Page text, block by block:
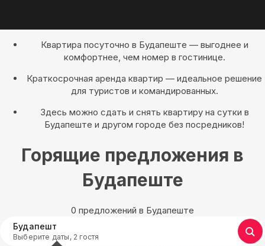
Квартира посуточно в Будапеште — выгоднее и
комфортнее, чем номер в гостинице.
Краткосрочная аренда квартир — идеальное решение
для туристов и командированных.
Здесь можно сдать и снять квартиру на сутки в
Будапеште и другом городе без посредников!
Горящие предложения в
Будапеште
0 предложений в Будапеште
Будапешт
Выберите даты, 2 гостя